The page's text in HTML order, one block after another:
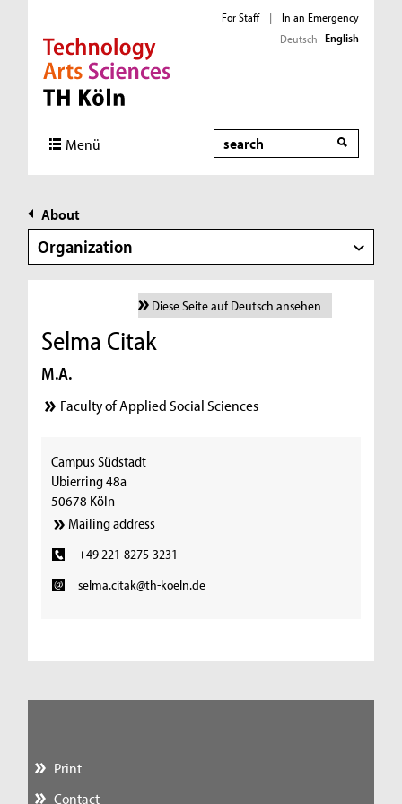
Direkt zur Hauptnavigation
Direkt zur Subnavigation
Direkt zum Inhalt
Direkt zum Fußbereich
For Staff |
In an Emergency
Deutsch English
Menü Search
About
Organization
Diese Seite auf Deutsch ansehen
Selma Citak
M.A.
Faculty of Applied Social Sciences
Campus Südstadt
Ubierring 48a
50678 Köln
Mailing address
+49 221-8275-3231
selma.citak@th-koeln.de
Print
Contact